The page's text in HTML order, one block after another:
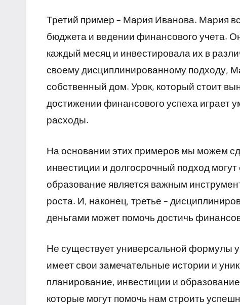
Третий пример – Мария Иванова. Мария
бюджета и ведении финансового учета.
каждый месяц и инвестировала их в
своему дисциплинированному подходу,
собственный дом. Урок, который стоит
достижении финансового успеха играет
расходы.
На основании этих примеров мы можем
инвестиции и долгосрочный подход
образование является важным
роста. И, наконец, третье –
деньгами может помочь достичь
Не существует универсальной формулы
имеет свои замечательные истории и
планирование, инвестиции и
которые могут помочь нам строить